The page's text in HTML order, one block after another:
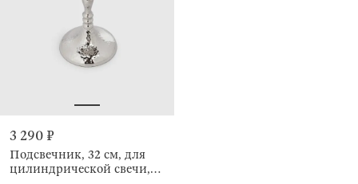
3 290 ₽
Подсвечник, 32 см, для
цилиндрической свечи,